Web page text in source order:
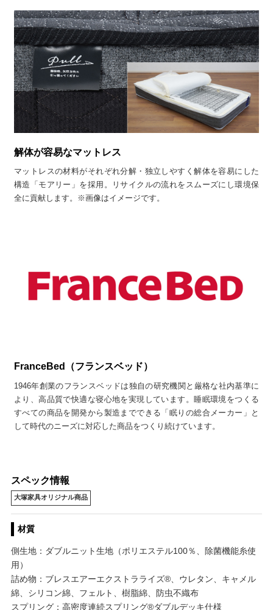
解体が容易なマットレス
マットレスの材料がそれぞれ分解・独立しやすく解体を容易にした
構造「モアリー」を採用。リサイクルの流れをスムーズにし環境保
全に貢献します。※画像はイメージです。
FranceBed（フランスベッド）
1946年創業のフランスベッドは独自の研究機関と厳格な社内基準に
より、高品質で快適な寝心地を実現しています。睡眠環境をつくる
すべての商品を開発から製造までできる「眠りの総合メーカー」と
して時代のニーズに対応した商品をつくり続けています。
スペック情報
大塚家具オリジナル商品
材質
側生地：ダブルニット生地（ポリエステル100％、除菌機能糸使
用）
詰め物：ブレスエアーエクストラライズ®、ウレタン、キャメル
綿、シリコン綿、フェルト、樹脂綿、防虫不織布
スプリング：高密度連続スプリング®ダブルデッキ仕様